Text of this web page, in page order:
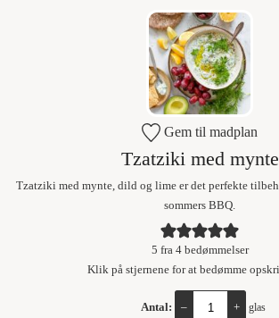
Gem til madplan
Tzatziki med mynte
Tzatziki med mynte, dild og lime er det perfekte
sommers BBQ.
5 fra 4bedømmelser
Klik på stjernene for at bedømme
Antal: – + glas